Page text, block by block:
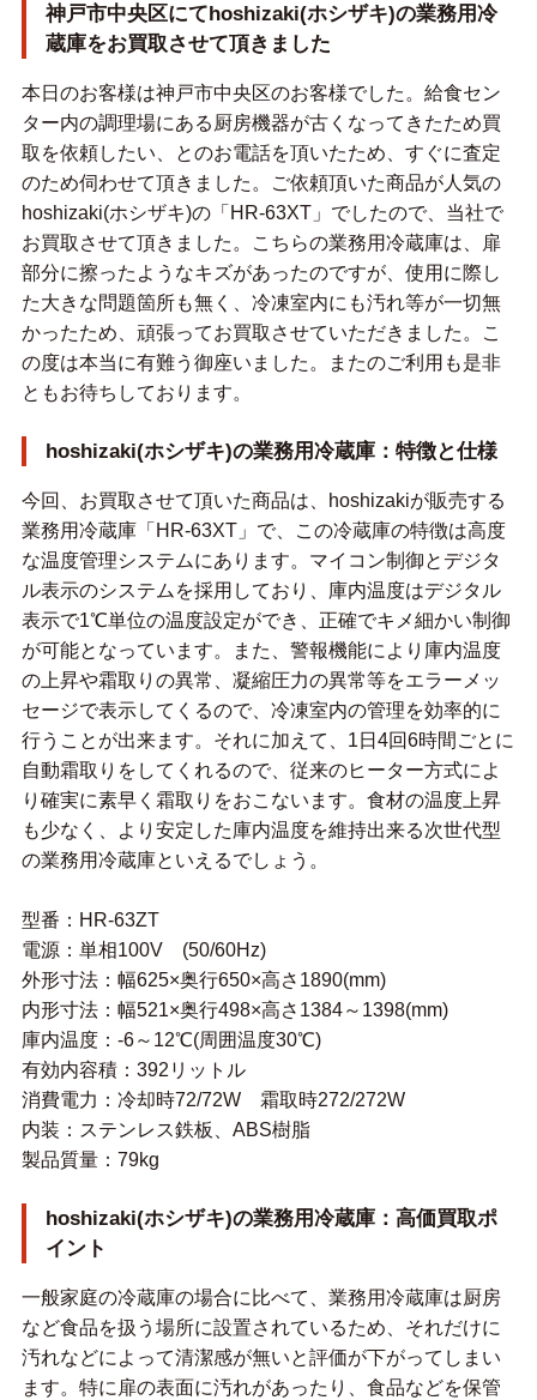
神戸市中央区にてhoshizaki(ホシザキ)の業務用冷
蔵庫をお買取させて頂きました
本日のお客様は神戸市中央区のお客様でした。給食セン
ター内の調理場にある厨房機器が古くなってきたため買
取を依頼したい、とのお電話を頂いたため、すぐに査定
のため伺わせて頂きました。ご依頼頂いた商品が人気の
hoshizaki(ホシザキ)の「HR-63XT」でしたので、当社で
お買取させて頂きました。こちらの業務用冷蔵庫は、扉
部分に擦ったようなキズがあったのですが、使用に際し
た大きな問題箇所も無く、冷凍室内にも汚れ等が一切無
かったため、頑張ってお買取させていただきました。こ
の度は本当に有難う御座いました。またのご利用も是非
ともお待ちしております。
hoshizaki(ホシザキ)の業務用冷蔵庫：特徴と仕様
今回、お買取させて頂いた商品は、hoshizakiが販売する
業務用冷蔵庫「HR-63XT」で、この冷蔵庫の特徴は高度
な温度管理システムにあります。マイコン制御とデジタ
ル表示のシステムを採用しており、庫内温度はデジタル
表示で1℃単位の温度設定ができ、正確でキメ細かい制御
が可能となっています。また、警報機能により庫内温度
の上昇や霜取りの異常、凝縮圧力の異常等をエラーメッ
セージで表示してくるので、冷凍室内の管理を効率的に
行うことが出来ます。それに加えて、1日4回6時間ごとに
自動霜取りをしてくれるので、従来のヒーター方式によ
り確実に素早く霜取りをおこないます。食材の温度上昇
も少なく、より安定した庫内温度を維持出来る次世代型
の業務用冷蔵庫といえるでしょう。
型番：HR-63ZT
電源：単相100V (50/60Hz)
外形寸法：幅625×奥行650×高さ1890(mm)
内形寸法：幅521×奥行498×高さ1384～1398(mm)
庫内温度：-6～12℃(周囲温度30℃)
有効内容積：392リットル
消費電力：冷却時72/72W 霜取時272/272W
内装：ステンレス鉄板、ABS樹脂
製品質量：79kg
hoshizaki(ホシザキ)の業務用冷蔵庫：高価買取ポ
イント
一般家庭の冷蔵庫の場合に比べて、業務用冷蔵庫は厨房
など食品を扱う場所に設置されているため、それだけに
汚れなどによって清潔感が無いと評価が下がってしまい
ます。特に扉の表面に汚れがあったり、食品などを保管